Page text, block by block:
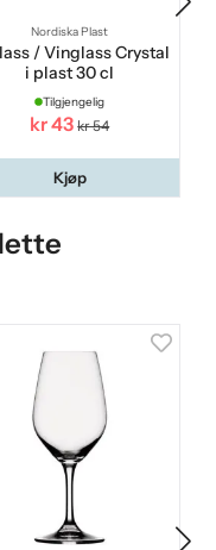
Nordiska Plast
/ Vinglass Crystal
i plast 30 cl
Tilgjengelig
kr 43 kr 54
Kjøp